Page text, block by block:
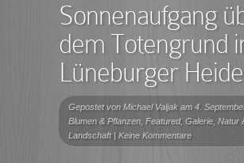
Sonnenaufgang
dem Totengrund
Lüneburger Heide
Gepostet von Michael Valjak am 4.
Blumen & Pflanzen Featured, Galerie Natur
Landschaft| Keine Kommentare